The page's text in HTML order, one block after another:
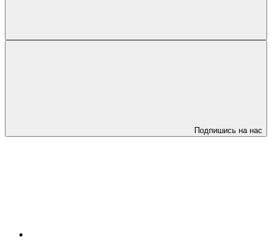
Подпишись на нас